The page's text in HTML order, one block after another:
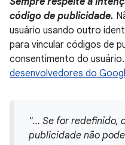
código de publicidade.
usuário usando outro
para vincular códigos de
consentimento do
desenvolvedores do
"... Se for redefinido,
publicidade não